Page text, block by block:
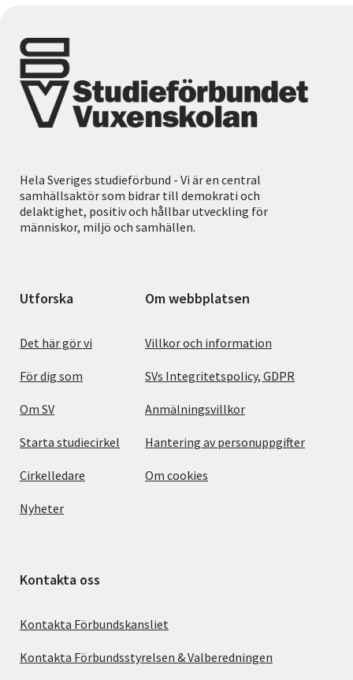
Hela Sveriges studieförbund - Vi är en central
samhällsaktör som bidrar till demokrati och
delaktighet, positiv och hållbar utveckling för
människor, miljö och samhällen.
Utforska
Det här gör vi
För dig som
Om SV
Starta studiecirkel
Cirkelledare
Nyheter
Om webbplatsen
Villkor och information
SVs Integritetspolicy, GDPR
Anmälningsvillkor
Hantering av personuppgifter
Om cookies
Kontakta oss
Kontakta Förbundskansliet
Kontakta Förbundsstyrelsen & Valberedningen